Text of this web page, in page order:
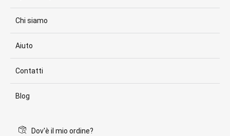
Chi siamo
Aiuto
Contatti
Blog
Dov'è il mio ordine?